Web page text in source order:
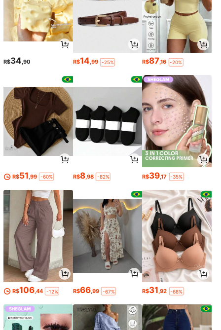
R$34,90 R$14,99 -25% R$87,16 -20%
R$51 ,99 -60% R$8,98 -82% R$39,17 -35%
R$106,44 -12% R$66,99 -67% R$31 ,92 -68%